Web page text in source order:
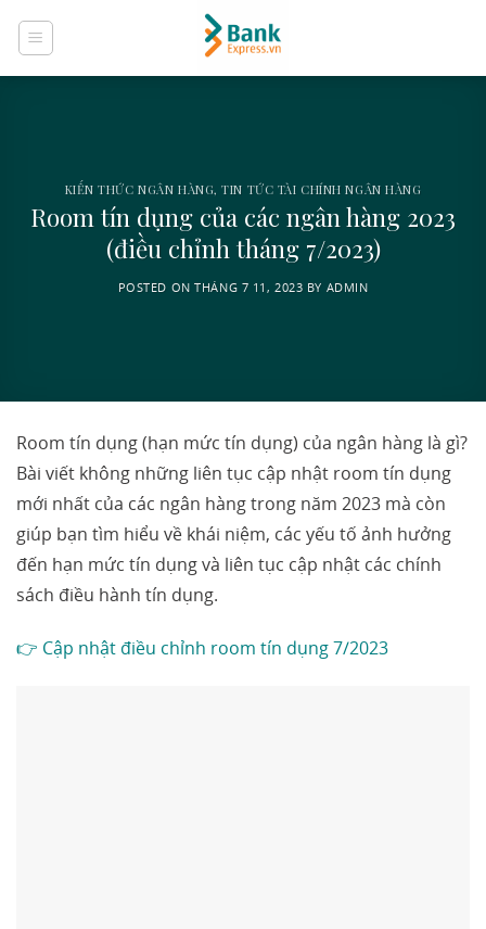
KIẾN THỨC NGÂN HÀNG,TIN TỨC TÀI CHÍNH NGÂN HÀNG
Room tín dụng của các ngân hàng 2023
(điều chỉnh tháng 7/2023)
POSTED ONTHÁNG 7 11, 2023 BY ADMIN
Room tín dụng (hạn mức tín dụng) của ngân hàng là gì?
Bài viết không những liên tục cập nhật room tín dụng
mới nhất của các ngân hàng trong năm 2023 mà còn
giúp bạn tìm hiểu về khái niệm, các yếu tố ảnh hưởng
đến hạn mức tín dụng và liên tục cập nhật các chính
sách điều hành tín dụng.
👉 Cập nhật điều chỉnh room tín dụng 7/2023